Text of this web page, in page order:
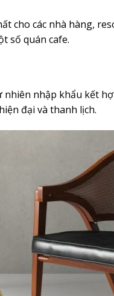
cho các nhà hàng,
số quán cafe.
nhiên nhập khẩu kết
đại và thanh lịch.